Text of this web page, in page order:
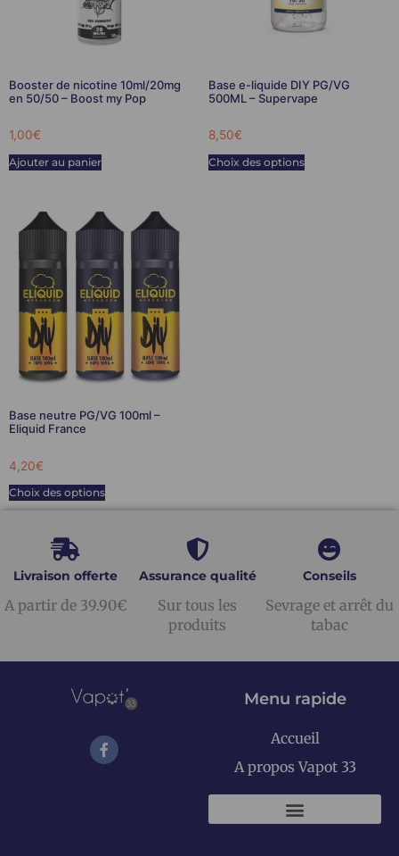
Booster de nicotine 10ml/20mg
en 50/50 – Boost my Pop
1,00€
Ajouter au panier
Base e-liquide DIY PG/VG
500ML – Supervape
8,50€
Choix des options
Base neutre PG/VG 100ml –
Eliquid France
4,20€
Choix des options
Livraison offerte
A partir de 39.90€
Assurance qualité
Sur tous les
produits
Conseils
Sevrage et arrêt du
tabac
Menu rapide
Accueil
A propos Vapot 33